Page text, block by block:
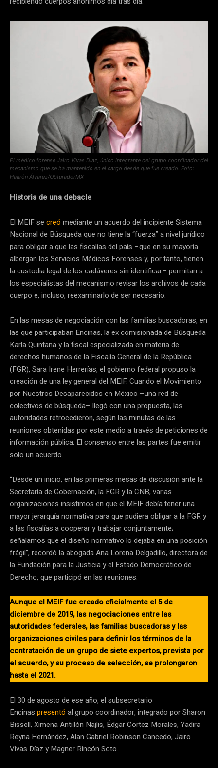
El médico forense Jairo Vivas Díaz, único integrante del grupo coordinador del
mecanismo que se ha mantenido en el cargo desde que fue creado. Foto:
Haarón Álvarez/ObturadorMX
Historia de una debacle
El MEIF se creó mediante un acuerdo del incipiente Sistema
Nacional de Búsqueda que no tiene la “fuerza” a nivel jurídico
para obligar a que las fiscalías del país –que en su mayoría
albergan los Servicios Médicos Forenses y, por tanto, tienen
la custodia legal de los cadáveres sin identificar– permitan a
los especialistas del mecanismo revisar los archivos de cada
cuerpo e, incluso, reexaminarlo de ser necesario.
En las mesas de negociación con las familias buscadoras, en
las que participaban Encinas, la ex comisionada de Búsqueda
Karla Quintana y la fiscal especializada en materia de
derechos humanos de la Fiscalía General de la República
(FGR), Sara Irene Herrerías, el gobierno federal propuso la
creación de una ley general del MEIF. Cuando el Movimiento
por Nuestros Desaparecidos en México –una red de
colectivos de búsqueda– llegó con una propuesta, las
autoridades retrocedieron, según las minutas de las
reuniones obtenidas por este medio a través de peticiones de
información pública. El consenso entre las partes fue emitir
solo un acuerdo.
“Desde un inicio, en las primeras mesas de discusión ante la
Secretaría de Gobernación, la FGR y la CNB, varias
organizaciones insistimos en que el MEIF debía tener una
mayor jerarquía normativa para que pudiera obligar a la FGR y
a las fiscalías a cooperar y trabajar conjuntamente;
señalamos que el diseño normativo lo dejaba en una posición
frágil”, recordó la abogada Ana Lorena Delgadillo, directora de
la Fundación para la Justicia y el Estado Democrático de
Derecho, que participó en las reuniones.
Aunque el MEIF fue creado oficialmente el 5 de
diciembre de 2019, las negociaciones entre las
autoridades federales, las familias buscadoras y las
organizaciones civiles para definir los términos de la
contratación de un grupo de siete expertos, prevista por
el acuerdo, y su proceso de selección, se prolongaron
hasta el 2021.
El 30 de agosto de ese año, el subsecretario
Encinas presentó al grupo coordinador, integrado por Sharon
Bissell, Ximena Antillón Najlis, Édgar Cortez Morales, Yadira
Reyna Hernández, Alan Gabriel Robinson Cancedo, Jairo
Vivas Díaz y Magner Rincón Soto.